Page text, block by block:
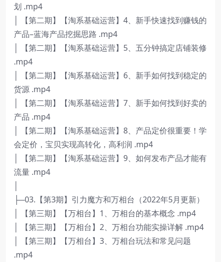
划 .mp4
│ 【第二期】【淘系基础运营】4、新手快速找到赚钱的
产品–蓝海产品挖掘思路 .mp4
│ 【第二期】【淘系基础运营】5、五分钟搞定店铺装修
.mp4
│ 【第二期】【淘系基础运营】6、新手如何找到稳定的
货源 .mp4
│ 【第二期】【淘系基础运营】7、新手如何找到好卖的
产品 .mp4
│ 【第二期】【淘系基础运营】8、产品定价很重要！学
会定价，宝贝实现高转化，高利润 .mp4
│ 【第二期】【淘系基础运营】9、如何发布产品才能有
流量 .mp4
├─03.【第3期】引力魔方和万相台（2022年5月更新）
│ 【第三期】【万相台】1、万相台的基本概念 .mp4
│ 【第三期】【万相台】2、万相台功能实操详解 .mp4
│ 【第三期】【万相台】3、万相台玩法和常见问题
.mp4